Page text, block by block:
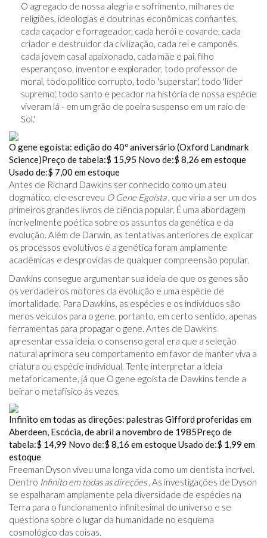
O agregado de nossa alegria e sofrimento, milhares de
religiões, ideologias e doutrinas econômicas confiantes,
cada caçador e forrageador, cada herói e covarde, cada
criador e destruidor da civilização, cada rei e camponês,
cada jovem casal apaixonado, cada mãe e pai, filho
esperançoso, inventor e explorador, todo professor de
moral, todo político corrupto, todo 'superstar', todo 'líder
supremo', todo santo e pecador na história de nossa espécie
viveram lá - em um grão de poeira suspenso em um raio de
Sol.'
O gene egoísta: edição do 40º aniversário (Oxford Landmark
Science)Preço de tabela:$ 15,95 Novo de:$ 8,26 em estoque
Usado de:$ 7,00 em estoque
Antes de Richard Dawkins ser conhecido como um ateu
dogmático, ele escreveu O Gene Egoísta, que viria a ser um dos
primeiros grandes livros de ciência popular. É uma abordagem
incrivelmente poética sobre os assuntos da genética e da
evolução. Além de Darwin, as tentativas anteriores de explicar
os processos evolutivos e a genética foram amplamente
acadêmicas e desprovidas de qualquer compreensão popular.
Dawkins consegue argumentar sua ideia de que os genes são
os verdadeiros motores da evolução e uma espécie de
imortalidade. Para Dawkins, as espécies e os indivíduos são
meros veículos para o gene, portanto, em certo sentido, apenas
ferramentas para propagar o gene. Antes de Dawkins
apresentar essa ideia, o consenso geral era que a seleção
natural aprimora seu comportamento em favor de manter viva a
criatura ou espécie individual. Tente interpretar a ideia
metaforicamente, já que O gene egoísta de Dawkins tende a
beirar o metafísico às vezes.
Infinito em todas as direções: palestras Gifford proferidas em
Aberdeen, Escócia, de abril a novembro de 1985Preço de
tabela:$ 14,99 Novo de:$ 8,16 em estoqueUsado de:$ 1,99 em
estoque
Freeman Dyson viveu uma longa vida como um cientista incrível.
Dentro Infinito em todas as direções, As investigações de Dyson
se espalharam amplamente pela diversidade de espécies na
Terra para o funcionamento infinitesimal do universo e se
questiona sobre o lugar da humanidade no esquema
cosmológico das coisas.